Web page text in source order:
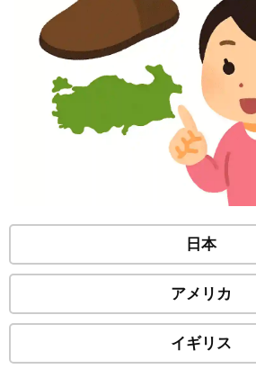
日本
アメリカ
イギリス